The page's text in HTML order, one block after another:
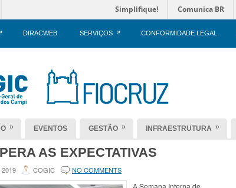
Simplifique! Comunica BR
DIRACWEB SERVIÇOS » CONFORMIDADE LEGAL
» EVENTOS GESTÃO » INFRAESTRUTURA »
AS EXPECTATIVAS
2019 COGIC NO COMMENTS
A Semana Interna de